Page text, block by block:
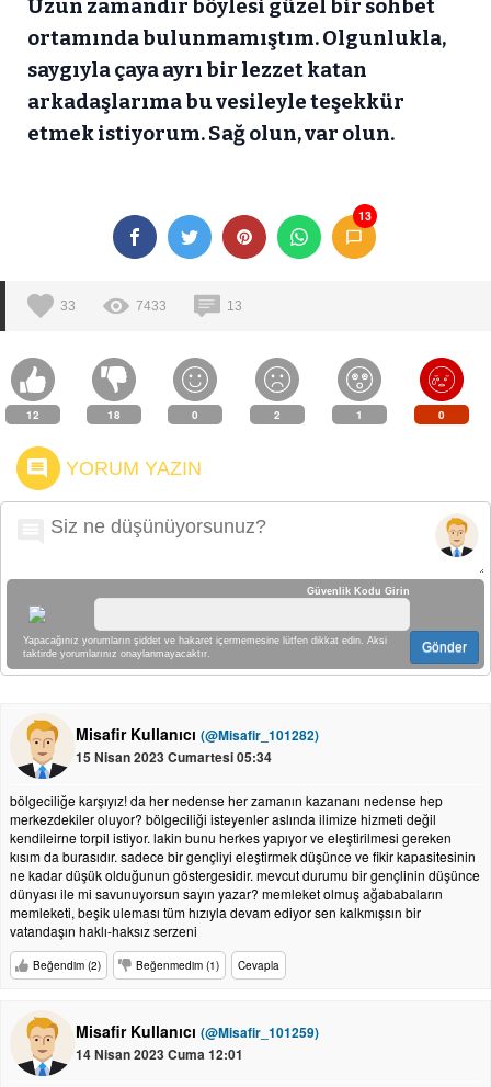
Uzun zamandır böylesi güzel bir sohbet
ortamında bulunmamıştım. Olgunlukla,
saygıyla çaya ayrı bir lezzet katan
arkadaşlarıma bu vesileyle teşekkür
etmek istiyorum. Sağ olun, var olun.
13
33 7433 13
12 18 0 2 1 0
YORUM YAZIN
Güvenlik Kodu Girin
Yapacağınız yorumların şiddet ve hakaret içermemesine lütfen dikkat edin. Aksi
taktirde yorumlarınız onaylanmayacaktır.
Gönder
Misafir Kullanıcı (@Misafir_101282)
15 Nisan 2023 Cumartesi 05:34
bölgeciliğe karşıyız! da her nedense her zamanın kazananı nedense hep
merkezdekiler oluyor? bölgeciliği isteyenler aslında ilimize hizmeti değil
kendileirne torpil istiyor. lakin bunu herkes yapıyor ve eleştirilmesi gereken
kısım da burasıdır. sadece bir gençliyi eleştirmek düşünce ve fikir kapasitesinin
ne kadar düşük olduğunun göstergesidir. mevcut durumu bir gençlinin düşünce
dünyası ile mi savunuyorsun sayın yazar? memleket olmuş ağababaların
memleketi, beşik uleması tüm hızıyla devam ediyor sen kalkmışsın bir
vatandaşın haklı-haksız serzeni
Beğendim (2) Beğenmedim (1) Cevapla
Misafir Kullanıcı (@Misafir_101259)
14 Nisan 2023 Cuma 12:01